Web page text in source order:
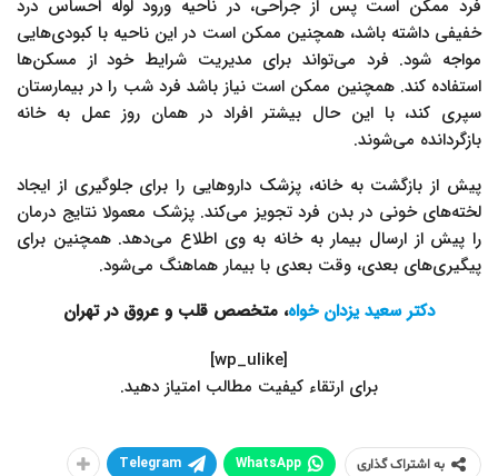
فرد ممکن است پس از جراحی، در ناحیه ورود لوله احساس درد
خفیفی داشته باشد، همچنین ممکن است در این ناحیه با کبودی‌هایی
مواجه شود. فرد می‌تواند برای مدیریت شرایط خود از مسکن‌ها
استفاده کند. همچنین ممکن است نیاز باشد فرد شب را در بیمارستان
سپری کند، با این حال بیشتر افراد در همان روز عمل به خانه
بازگردانده می‌شوند.
پیش از بازگشت به خانه، پزشک داروهایی را برای جلوگیری از ایجاد
لخته‌های خونی در بدن فرد تجویز می‌کند. پزشک معمولا نتایج درمان
را پیش از ارسال بیمار به خانه به وی اطلاع می‌دهد. همچنین برای
پیگیری‌های بعدی، وقت بعدی با بیمار هماهنگ می‌شود.
دکتر سعید یزدان خواه، متخصص قلب و عروق در تهران
[wp_ulike]
.برای ارتقاء کیفیت مطالب امتیاز دهید
به اشتراک گذاری WhatsApp
Telegram